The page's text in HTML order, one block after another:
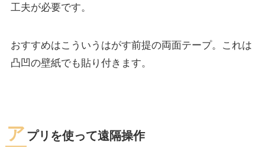
工夫が必要です。
おすすめはこういうはがす前提の両面テープ。これは
凸凹の壁紙でも貼り付きます。
ア プリを使って遠隔操作